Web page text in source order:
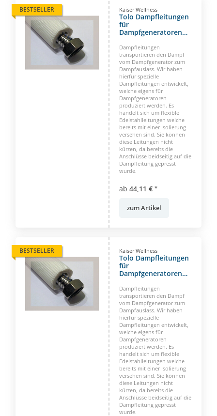
BESTSELLER Kaiser Wellness
Tolo Dampfleitungen
für
Dampfgeneratoren
Dampfleitungen
transportieren den Dampf
vom Dampfgenerator zum
Dampfauslass. Wir haben
hierfür spezielle
Dampfleitungen entwickelt,
welche eigens für
Dampfgeneratoren
produziert werden. Es
handelt sich um flexible
Edelstahlleitungen welche
bereits mit einer Isolierung
versehen sind. Sie können
diese Leitungen nicht
kürzen, da bereits die
Anschlüsse beidseitig auf die
Dampfleitung gepresst
wurde.
ab 44,11 € *
zum Artikel
BESTSELLER Kaiser Wellness
Tolo Dampfleitungen
für
Dampfgeneratoren
Dampfleitungen
transportieren den Dampf
vom Dampfgenerator zum
Dampfauslass. Wir haben
hierfür spezielle
Dampfleitungen entwickelt,
welche eigens für
Dampfgeneratoren
produziert werden. Es
handelt sich um flexible
Edelstahlleitungen welche
bereits mit einer Isolierung
versehen sind. Sie können
diese Leitungen nicht
kürzen, da bereits die
Anschlüsse beidseitig auf die
Dampfleitung gepresst
wurde.